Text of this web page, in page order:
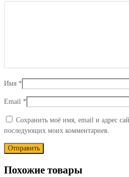
Имя *
Email *
Сохранить моё имя, email и адрес
последующих моих комментариев.
Похожие товары